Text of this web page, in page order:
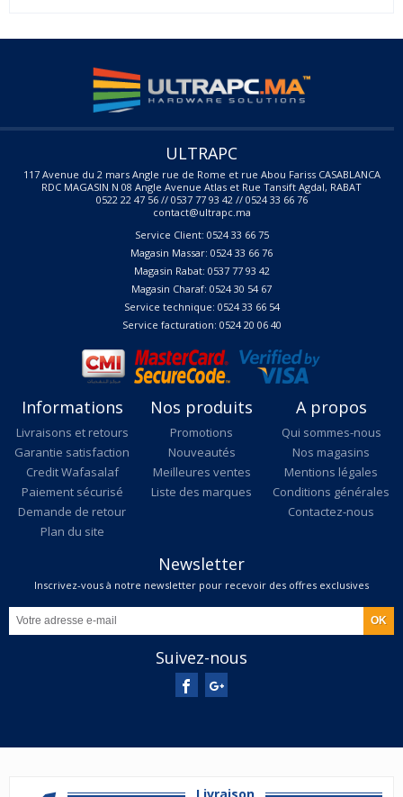
ULTRAPC
117 Avenue du 2 mars Angle rue de Rome et rue Abou Fariss CASABLANCA
RDC MAGASIN N 08 Angle Avenue Atlas et Rue Tansift Agdal, RABAT
0522 22 47 56 // 0537 77 93 42 // 0524 33 66 76
contact@ultrapc.ma
Service Client: 0524 33 66 75
Magasin Massar: 0524 33 66 76
Magasin Rabat: 0537 77 93 42
Magasin Charaf: 0524 30 54 67
Service technique: 0524 33 66 54
Service facturation: 0524 20 06 40
Informations
Livraisons et retours
Garantie satisfaction
Credit Wafasalaf
Paiement sécurisé
Demande de retour
Plan du site
Nos produits
Promotions
Nouveautés
Meilleures ventes
Liste des marques
A propos
Qui sommes-nous
Nos magasins
Mentions légales
Conditions générales
Contactez-nous
Newsletter
Inscrivez-vous à notre newsletter pour recevoir des offres exclusives
Suivez-nous